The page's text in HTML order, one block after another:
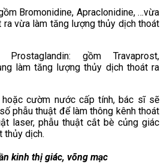
Bromonidine, Apraclonidine, …vừa
vừa làm tăng lượng thủy dịch thoát
gồm Travaprost,
làm tăng lượng thủy dịch thoát ra
hoặc cườm nước cấp tính, bác sĩ sẽ
phẫu thuật để làm thông kênh thoát
laser, phẫu thuật cắt bè củng giác
thủy dịch.
kinh thị giác, võng mạc